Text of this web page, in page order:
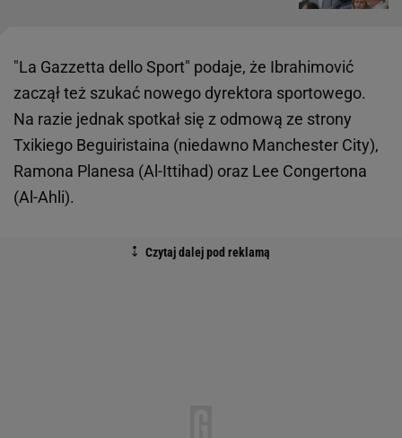
"La Gazzetta dello Sport" podaje, że Ibrahimović
zaczął też szukać nowego dyrektora sportowego.
Na razie jednak spotkał się z odmową ze strony
Txikiego Beguiristaina (niedawno Manchester City),
Ramona Planesa (Al-Ittihad) oraz Lee Congertona
(Al-Ahli).